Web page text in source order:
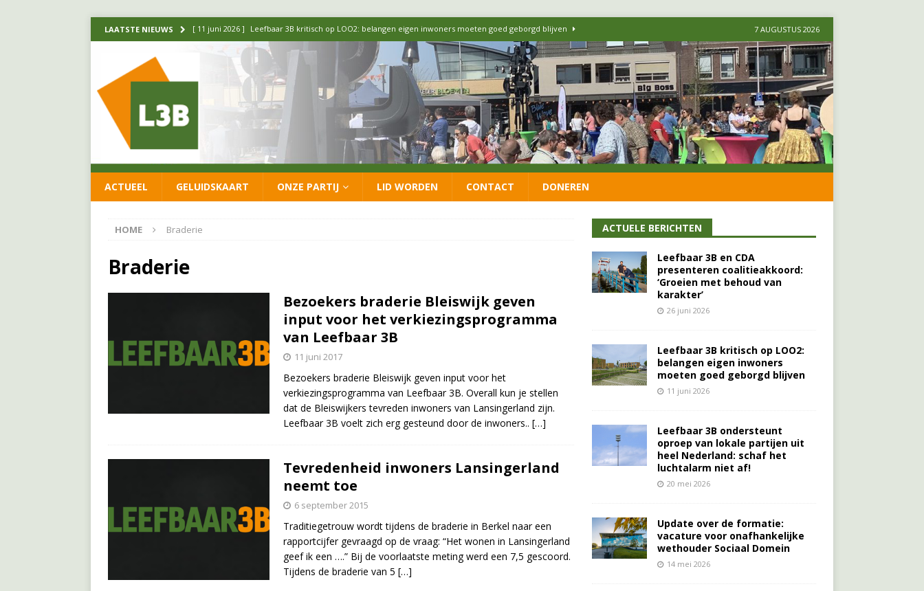
LAATSTE NIEUWS [ 11 juni 2026 ] Leefbaar 3B kritisch op LOO2: belangen eigen inwoners moeten goed geborgd blijven
[ 20 mei 2026 ] Leefbaar 3B ondersteunt oproep van lokale partijen uit heel Nederland: schaf het
luchtalarm niet af! FRACTIE
[ 14 mei 2026 ] Update over de formatie: vacature voor onafhankelijke wethouder Sociaal Domein
[ 26 juni 2026 ] Leefbaar 3B en CDA presenteren coalitieakkoord: ‘Groeien met behoud van karakter’
7 AUGUSTUS 2026
ACTUEEL GELUIDSKAART ONZE PARTIJ LID WORDEN CONTACT DONEREN
HOME Braderie
Braderie
Bezoekers braderie Bleiswijk geven
input voor het verkiezingsprogramma
van Leefbaar 3B
11 juni 2017
Bezoekers braderie Bleiswijk geven input voor het
verkiezingsprogramma van Leefbaar 3B. Overall kun je stellen
dat de Bleiswijkers tevreden inwoners van Lansingerland zijn.
Leefbaar 3B voelt zich erg gesteund door de inwoners.. […]
Tevredenheid inwoners Lansingerland
neemt toe
6 september 2015
Traditiegetrouw wordt tijdens de braderie in Berkel naar een
rapportcijfer gevraagd op de vraag: “Het wonen in Lansingerland
geef ik een ….” Bij de voorlaatste meting werd een 7,5 gescoord.
Tijdens de braderie van 5 […]
ACTUELE BERICHTEN
Leefbaar 3B en CDA
presenteren coalitieakkoord:
‘Groeien met behoud van
karakter’
26 juni 2026
Leefbaar 3B kritisch op LOO2:
belangen eigen inwoners
moeten goed geborgd blijven
11 juni 2026
Leefbaar 3B ondersteunt
oproep van lokale partijen uit
heel Nederland: schaf het
luchtalarm niet af!
20 mei 2026
Update over de formatie:
vacature voor onafhankelijke
wethouder Sociaal Domein
14 mei 2026